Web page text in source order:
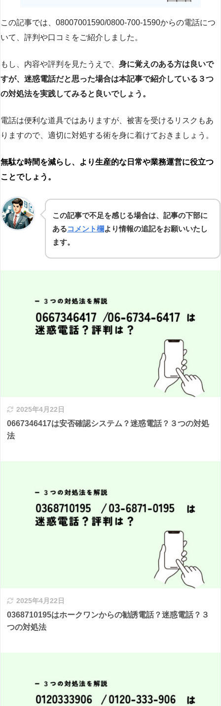
この記事では、08007001590/0800-700-1590からの電話につ
いて、評判や口コミをご紹介しました。
もし、内容や評判を見たうえで、 身に覚えのある方は良いで
すが、迷惑電話だと思った場合は本記事で紹介している３つ
の対処法を実践してみると良いでしょう。
電話は便利な道具ではありますが、被害を受けるリスクもあ
りますので、適切に対処する術を身に着けておきましょう。
無駄な時間を減らし、より生産的な日常や業務運営に役立つ
ことでしょう。
この記事で不足を感じる場合は、記事の下部に
あるコメント欄より情報の追記をお願いいたし
ます。
2025年4月22日
0667346417は安否確認システム？迷惑電話？３つの対処
法
2025年4月22日
0368710195はホークワンからの勧誘電話？迷惑電話？３
つの対処法